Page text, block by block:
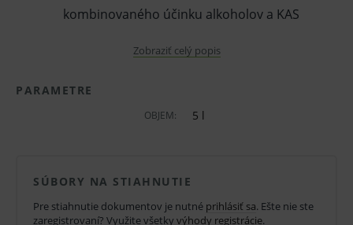
kombinovaného účinku alkoholov a KAS
Zaručuje rýchly dezinfekčný efekt
Vhodný na dezinfekciu zle dostupných miest
Dobrá materiálová znášanlivosť
Spektrum účinnosti: baktericídny, plne virucídny,
Zobraziť celý popis
PARAMETRE
OBJEM: 5 l
SÚBORY NA STIAHNUTIE
Pre stiahnutie dokumentov je nutné prihlásiť sa. Ešte nie ste
zaregistrovaní? Využite všetky výhody registrácie.